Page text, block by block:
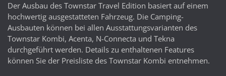
Der Ausbau des Townstar Travel Edition basiert auf einem
hochwertig ausgestatteten Fahrzeug. Die Camping-
Ausbauten können bei allen Ausstattungsvarianten des
Townstar Kombi, Acenta, N-Connecta und Tekna
durchgeführt werden. Details zu enthaltenen Features
können Sie der Preisliste des Townstar Kombi entnehmen.